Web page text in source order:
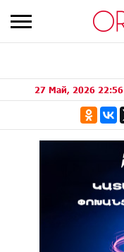
27 Май, 2026 22:56